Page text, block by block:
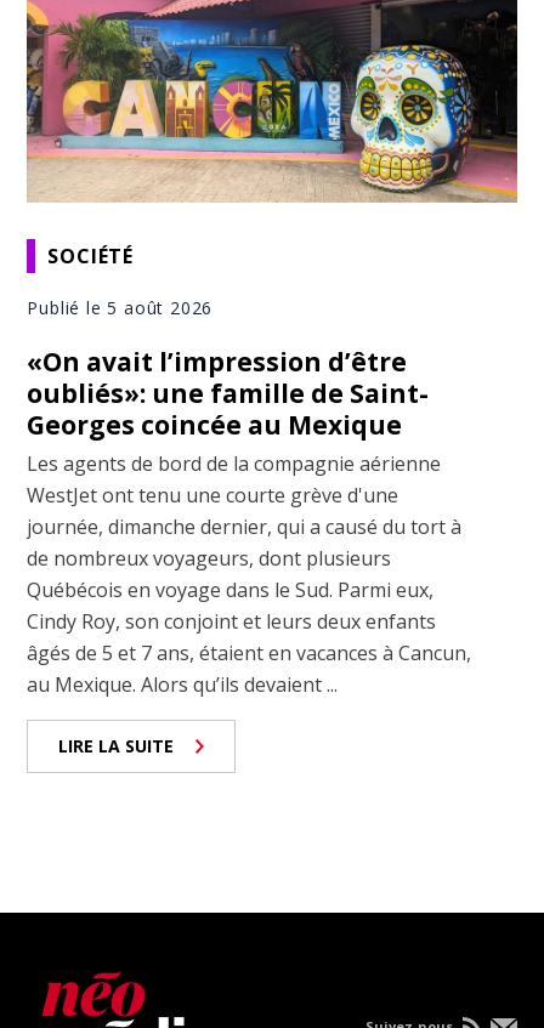
SOCIÉTÉ
Publié le 5 août 2026
«On avait l’impression d’être
oubliés»: une famille de Saint-
Georges coincée au Mexique
Les agents de bord de la compagnie aérienne
WestJet ont tenu une courte grève d'une
journée, dimanche dernier, qui a causé du tort à
de nombreux voyageurs, dont plusieurs
Québécois en voyage dans le Sud. Parmi eux,
Cindy Roy, son conjoint et leurs deux enfants
âgés de 5 et 7 ans, étaient en vacances à Cancun,
au Mexique. Alors qu’ils devaient ...
LIRE LA SUITE